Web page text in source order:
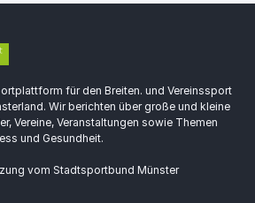
für den Breiten. und Vereinssport
Wir berichten über große und kleine
Vereine, Veranstaltungen sowie Themen
und Gesundheit.
vom Stadtsportbund Münster